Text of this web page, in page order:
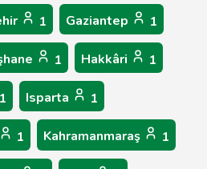
1 Gaziantep 1
1 Hakkâri 1
1 Isparta 1
1 Kahramanmaraş 1